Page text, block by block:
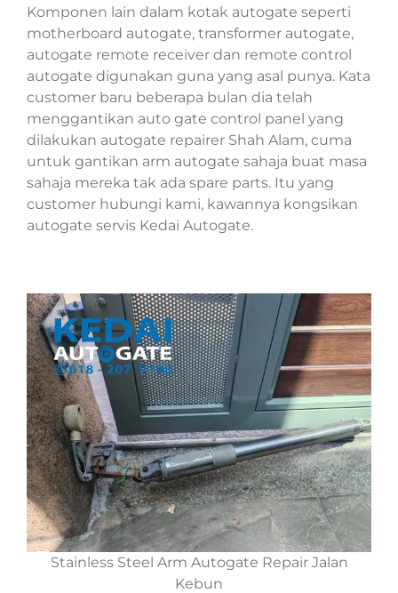
Komponen lain dalam kotak autogate seperti
motherboard autogate, transformer autogate,
autogate remote receiver dan remote control
autogate digunakan guna yang asal punya. Kata
customer baru beberapa bulan dia telah
menggantikan auto gate control panel yang
dilakukan autogate repairer Shah Alam, cuma
untuk gantikan arm autogate sahaja buat masa
sahaja mereka tak ada spare parts. Itu yang
customer hubungi kami, kawannya kongsikan
autogate servis Kedai Autogate.
Stainless Steel Arm Autogate Repair Jalan
Kebun